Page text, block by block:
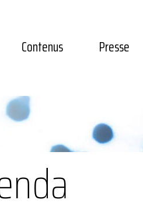
Contenus Presse